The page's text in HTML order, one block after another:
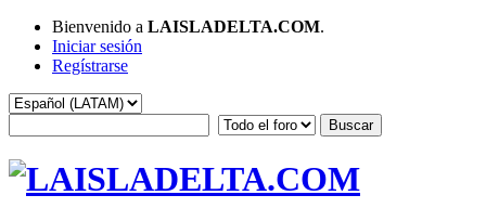
Bienvenido a LAISLADELTA.COM.
Iniciar sesión
Regístrarse